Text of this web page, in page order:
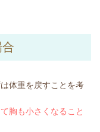
体重を戻すことを考
胸も小さくなること